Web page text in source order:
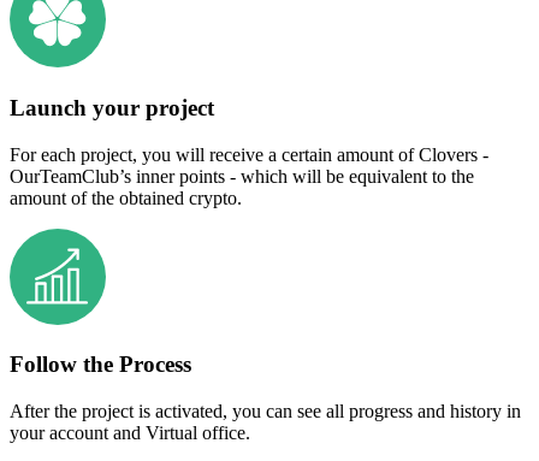
Launch your project
For each project, you will receive a certain amount of Clovers -
OurTeamClub’s inner points - which will be equivalent to the
amount of the obtained crypto.
Follow the Process
After the project is activated, you can see all progress and history in
your account and Virtual office.